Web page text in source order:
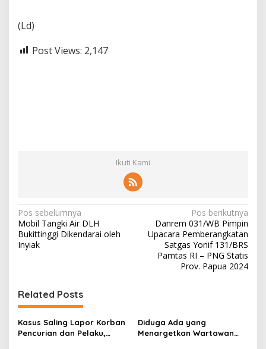
(Ld)
Post Views: 2,147
Ikuti Kami
N
a
v
a
s
i
Pos sebelumnya
Mobil Tangki Air DLH
Bukittinggi Dikendarai oleh
Inyiak
Pos berikutnya
Danrem 031/WB Pimpin
Upacara Pemberangkatan
Satgas Yonif 131/BRS
Pamtas RI – PNG Statis
Prov. Papua 2024
Related Posts
Kasus Saling Lapor Korban
Pencurian dan Pelaku,
Diduga Ada yang
Menargetkan Wartawan